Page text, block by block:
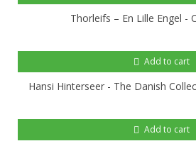
Thorleifs – En Lille Engel -
Add to cart
Hansi Hinterseer - The Danish
Add to cart